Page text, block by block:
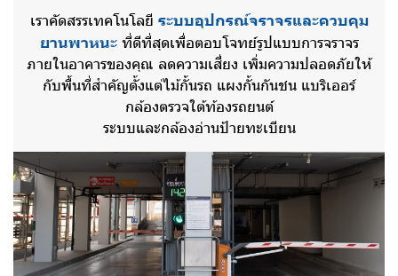
เราคัดสรรเทคโนโลยี ระบบอุปกรณ์จราจรและควบคุม
ยานพาหนะที่ดีที่สุดเพื่อตอบโจทย์รูปแบบการจราจร
ภายในอาคารของคุณ ลดความเสี่ยง เพิ่มความปลอดภัยให้
กับพื้นที่สำคัญตั้งแต่ไม้กั้นรถ แผงกั้นกันชน แบริเออร์
กล้องตรวจใต้ท้องรถยนต์
ระบบและกล้องอ่านป้ายทะเบียน